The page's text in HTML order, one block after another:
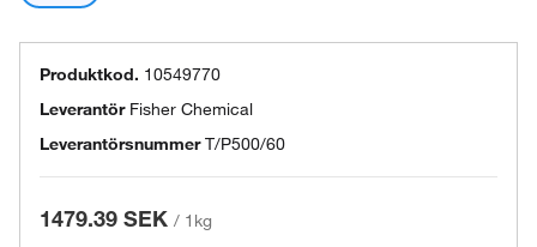
Produktkod. 10549770
Leverantör Fisher Chemical
Leverantörsnummer T/P500/60
1479.39 SEK / 1kg